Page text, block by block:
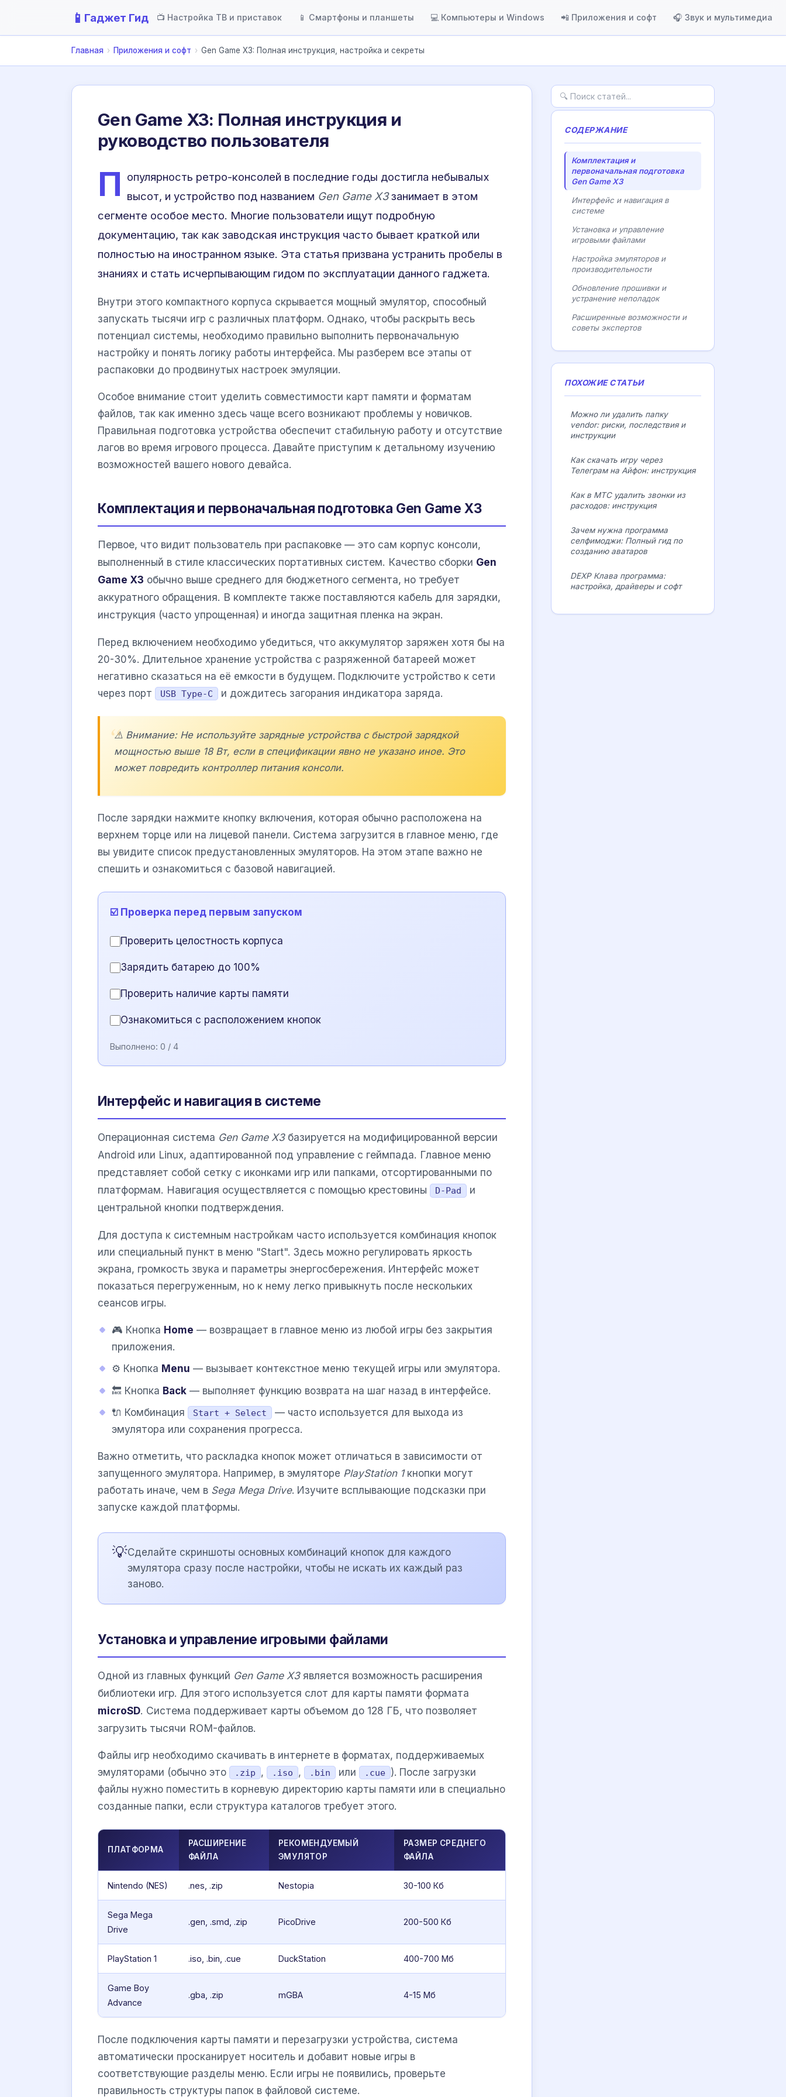
📱 Гаджет Гид 📺 Настройка ТВ и приставок 📱 Смартфоны и планшеты 💻 Компьютеры и Windows 📲 Приложения и софт 🎧 Звук и мультимедиа
Главная › Приложения и софт › Gen Game X3: Полная инструкция, настройка и секреты
Gen Game X3: Полная инструкция и
руководство пользователя
П опулярность ретро-консолей в последние годы достигла небывалых
высот, и устройство под названием Gen Game X3занимает в этом
сегменте особое место. Многие пользователи ищут подробную
документацию, так как заводская инструкция часто бывает краткой или
полностью на иностранном языке. Эта статья призвана устранить пробелы в
знаниях и стать исчерпывающим гидом по эксплуатации данного гаджета.
Внутри этого компактного корпуса скрывается мощный эмулятор, способный
запускать тысячи игр с различных платформ. Однако, чтобы раскрыть весь
потенциал системы, необходимо правильно выполнить первоначальную
настройку и понять логику работы интерфейса. Мы разберем все этапы от
распаковки до продвинутых настроек эмуляции.
Особое внимание стоит уделить совместимости карт памяти и форматам
файлов, так как именно здесь чаще всего возникают проблемы у новичков.
Правильная подготовка устройства обеспечит стабильную работу и отсутствие
лагов во время игрового процесса. Давайте приступим к детальному изучению
возможностей вашего нового девайса.
Комплектация и первоначальная подготовка Gen Game X3
Первое, что видит пользователь при распаковке — это сам корпус консоли,
выполненный в стиле классических портативных систем. Качество сборки Gen
Game X3 обычно выше среднего для бюджетного сегмента, но требует
аккуратного обращения. В комплекте также поставляются кабель для зарядки,
инструкция (часто упрощенная) и иногда защитная пленка на экран.
Перед включением необходимо убедиться, что аккумулятор заряжен хотя бы на
20-30%. Длительное хранение устройства с разряженной батареей может
негативно сказаться на её емкости в будущем. Подключите устройство к сети
через порт
USB Type-C и дождитесь загорания индикатора заряда.
⚠️ Внимание: Не используйте зарядные устройства с быстрой зарядкой
мощностью выше 18 Вт, если в спецификации явно не указано иное. Это
может повредить контроллер питания консоли.
После зарядки нажмите кнопку включения, которая обычно расположена на
верхнем торце или на лицевой панели. Система загрузится в главное меню, где
вы увидите список предустановленных эмуляторов. На этом этапе важно не
спешить и ознакомиться с базовой навигацией.
☑️ Проверка перед первым запуском
Проверить целостность корпуса
Зарядить батарею до 100%
Проверить наличие карты памяти
Ознакомиться с расположением кнопок
Выполнено: 0 / 4
Интерфейс и навигация в системе
Операционная система Gen Game X3базируется на модифицированной версии
Android или Linux, адаптированной под управление с геймпада. Главное меню
представляет собой сетку с иконками игр или папками, отсортированными по
платформам. Навигация осуществляется с помощью крестовины
D-Pad
и
центральной кнопки подтверждения.
Для доступа к системным настройкам часто используется комбинация кнопок
или специальный пункт в меню "Start". Здесь можно регулировать яркость
экрана, громкость звука и параметры энергосбережения. Интерфейс может
показаться перегруженным, но к нему легко привыкнуть после нескольких
сеансов игры.
🎮 Кнопка Home — возвращает в главное меню из любой игры без закрытия
приложения.
⚙️ Кнопка Menu — вызывает контекстное меню текущей игры или эмулятора.
🔙 Кнопка Back — выполняет функцию возврата на шаг назад в интерфейсе.
🔌 Комбинация
Start + Select
— часто используется для выхода из
эмулятора или сохранения прогресса.
Важно отметить, что раскладка кнопок может отличаться в зависимости от
запущенного эмулятора. Например, в эмуляторе PlayStation 1кнопки могут
работать иначе, чем в Sega Mega Drive. Изучите всплывающие подсказки при
запуске каждой платформы.
💡Сделайте скриншоты основных комбинаций кнопок для каждого
эмулятора сразу после настройки, чтобы не искать их каждый раз
заново.
Установка и управление игровыми файлами
Одной из главных функций Gen Game X3является возможность расширения
библиотеки игр. Для этого используется слот для карты памяти формата
microSD. Система поддерживает карты объемом до 128 ГБ, что позволяет
загрузить тысячи ROM-файлов.
Файлы игр необходимо скачивать в интернете в форматах, поддерживаемых
эмуляторами (обычно это
.zip , .iso , .bin или .cue ). После загрузки
файлы нужно поместить в корневую директорию карты памяти или в специально
созданные папки, если структура каталогов требует этого.
ПЛАТФОРМА
РАСШИРЕНИЕ
ФАЙЛА
РЕКОМЕНДУЕМЫЙ
ЭМУЛЯТОР
РАЗМЕР СРЕДНЕГО
ФАЙЛА
Nintendo (NES) .nes, .zip Nestopia 30-100 Кб
Sega Mega
Drive
.gen, .smd, .zip PicoDrive 200-500 Кб
PlayStation 1 .iso, .bin, .cue DuckStation 400-700 Мб
Game Boy
Advance
.gba, .zip mGBA 4-15 Мб
После подключения карты памяти и перезагрузки устройства, система
автоматически просканирует носитель и добавит новые игры в
соответствующие разделы меню. Если игры не появились, проверьте
правильность структуры папок в файловой системе.
СОДЕРЖАНИЕ
Комплектация и
первоначальная подготовка
Gen Game X3
Интерфейс и навигация в
системе
Установка и управление
игровыми файлами
Настройка эмуляторов и
производительности
Обновление прошивки и
устранение неполадок
Расширенные возможности и
советы экспертов
ПОХОЖИЕ СТАТЬИ
Можно ли удалить папку
vendor: риски, последствия и
инструкции
Как скачать игру через
Телеграм на Айфон: инструкция
Как в МТС удалить звонки из
расходов: инструкция
Зачем нужна программа
селфимоджи: Полный гид по
созданию аватаров
DEXP Клава программа:
настройка, драйверы и софт